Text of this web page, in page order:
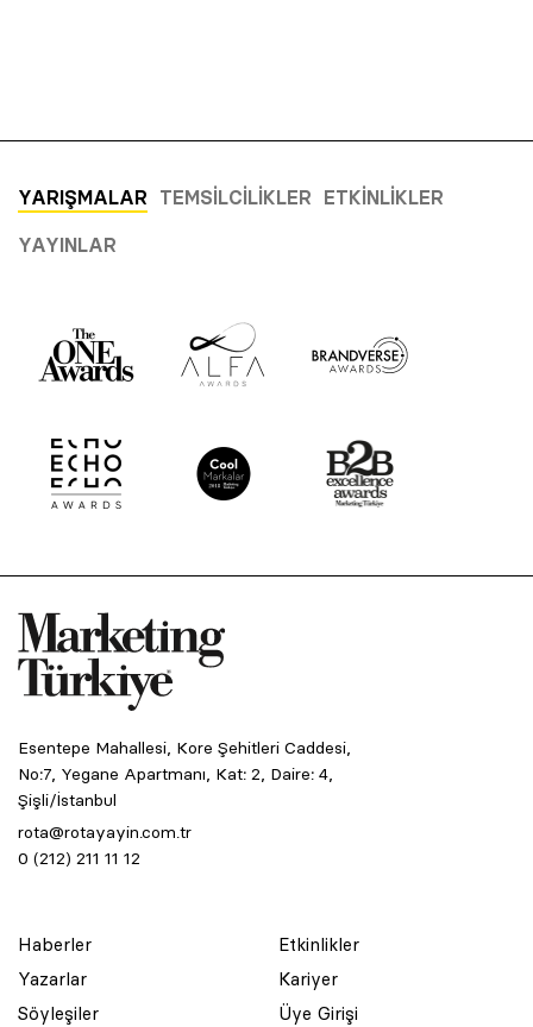
YARIŞMALAR TEMSILCILIKLER ETKINLIKLER
YAYINLAR
Esentepe Mahallesi, Kore Şehitleri Caddesi,
No:7, Yegane Apartmanı, Kat: 2, Daire: 4,
Şişli/İstanbul
rota@rotayayin.com.tr
0 (212) 211 11 12
Haberler
Yazarlar
Söyleşiler
Etkinlikler
Kariyer
Üye Girişi